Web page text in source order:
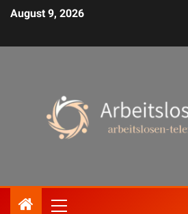
August 9, 2026